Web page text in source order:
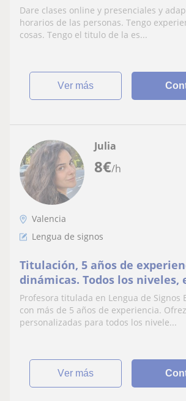
Dare clases online y presenciales y
horarios de las personas. Tengo
cosas. Tengo el titulo de la es...
ver más
8€/h
Julia
Valencia
Lengua de signos
Titulación, 5 años de
dinámicas. Todos los niveles,
personas sordas y oyentes.
Online/presencial.
Profesora titulada en Lengua de Signos
con más de 5 años de experiencia.
personalizadas para todos los nivele...
ver más